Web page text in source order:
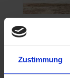
Zustimmung
40 - 49
Köln